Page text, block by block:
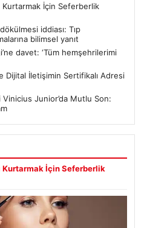
Kurtarmak İçin Seferberlik
iddiası: Tıp
bilimsel yanıt
davet: ‘Tüm hemşehrilerimi
Dijital İletişimin Sertifikalı Adresi
Junior’da Mutlu Son:
Kurtarmak İçin Seferberlik